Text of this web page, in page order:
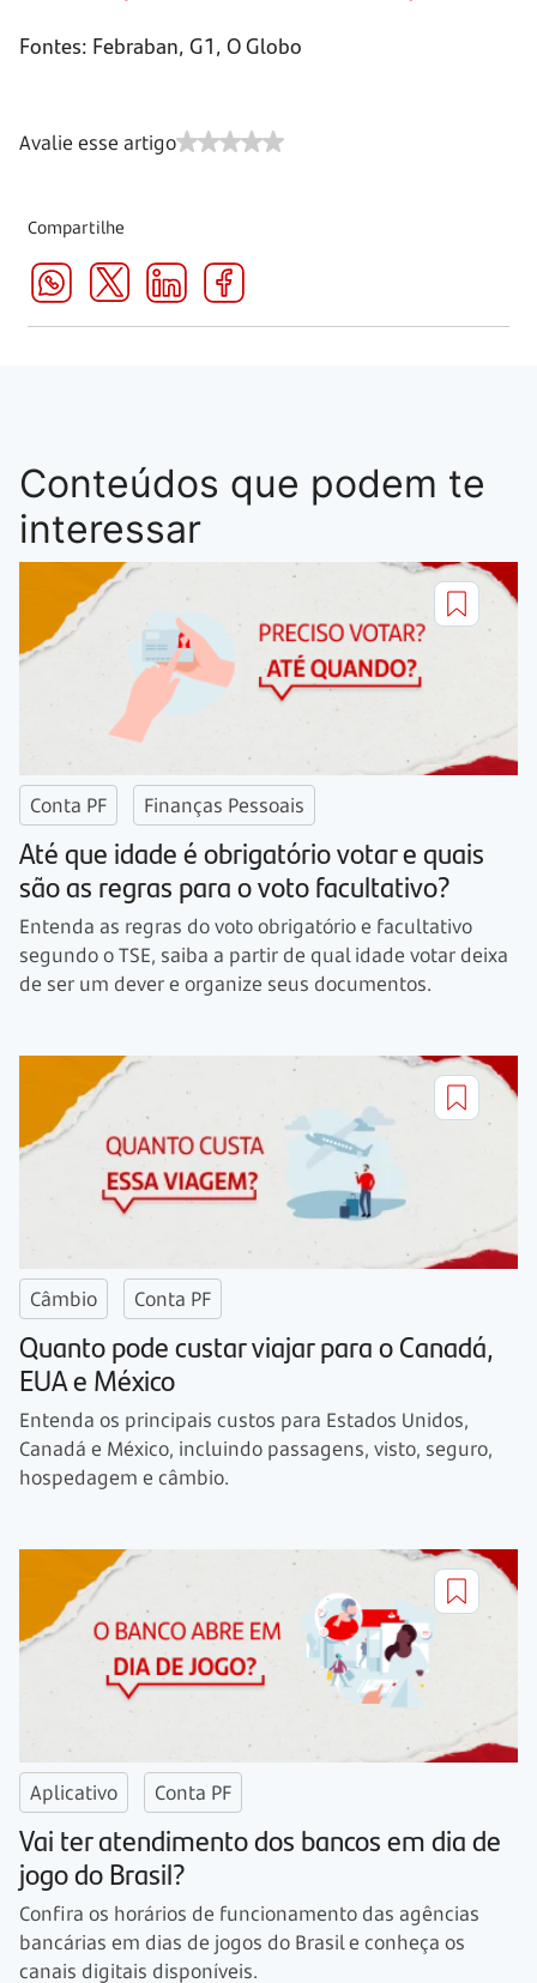
Fontes: Febraban, G1, O Globo
Avalie esse artigo
Compartilhe
Conteúdos que podem te
interessar
Conta PF Finanças Pessoais
Até que idade é obrigatório votar e quais
são as regras para o voto facultativo?
Entenda as regras do voto obrigatório e facultativo
segundo o TSE, saiba a partir de qual idade votar deixa
de ser um dever e organize seus documentos.
Câmbio Conta PF
Quanto pode custar viajar para o Canadá,
EUA e México
Entenda os principais custos para Estados Unidos,
Canadá e México, incluindo passagens, visto, seguro,
hospedagem e câmbio.
Aplicativo Conta PF
Vai ter atendimento dos bancos em dia de
jogo do Brasil?
Confira os horários de funcionamento das agências
bancárias em dias de jogos do Brasil e conheça os
canais digitais disponíveis.